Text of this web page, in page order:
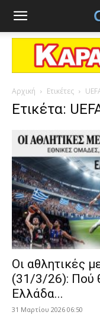
Αρχική Ετικέτες
Ετικέτα:
Οι αθλητικές
(31/3/26): Πού
Ελλάδα...
31 Μαρτίου 2026 06:50